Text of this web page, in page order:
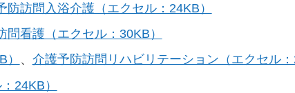
防訪問入浴介護（エクセル：24KB）
問看護（エクセル：30KB）
、 介護予防訪問リハビリテーション（エクセル
24KB）